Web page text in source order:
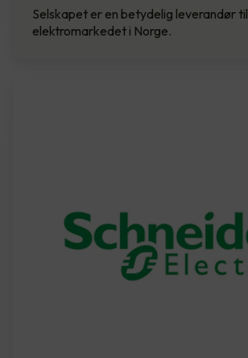
Selskapet er en betydelig leverandør til
elektromarkedet i Norge.